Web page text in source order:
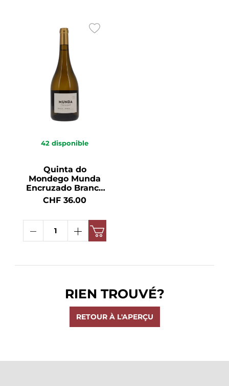
42 disponible
Quinta do
Mondego Munda
Encruzado Branco
2021 Dão DOC 13°
75cl
CHF 36.00
RIEN TROUVÉ?
RETOUR À L'APERÇU